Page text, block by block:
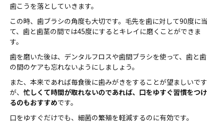
歯こうを落としていきます。
この時、歯ブラシの角度も大切です。毛先を歯に対して90度に当
て、歯と歯茎の間では45度にするとキレイに磨くことができま
す。
歯を磨いた後は、デンタルフロスや歯間ブラシを使って、歯と歯
の間のケアも忘れないようにしましょう。
また、本来であれば毎食後に歯みがきをすることが望ましいです
が、 忙しくて時間が取れないのであれば、口をゆすぐ習慣をつけ
るのもおすすめです。
口をゆすぐだけでも、細菌の繁殖を軽減するのに有効です。